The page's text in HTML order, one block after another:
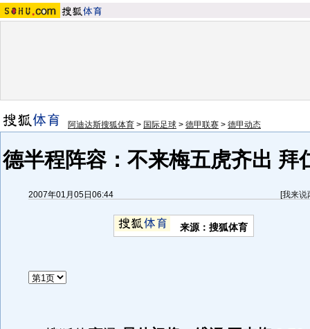
阿迪达斯搜狐体育 > 国际足球 > 德甲联赛 > 德甲动态
德半程阵容：不来梅五虎齐出 拜
2007年01月05日06:44 [我来说
来源：搜狐体育